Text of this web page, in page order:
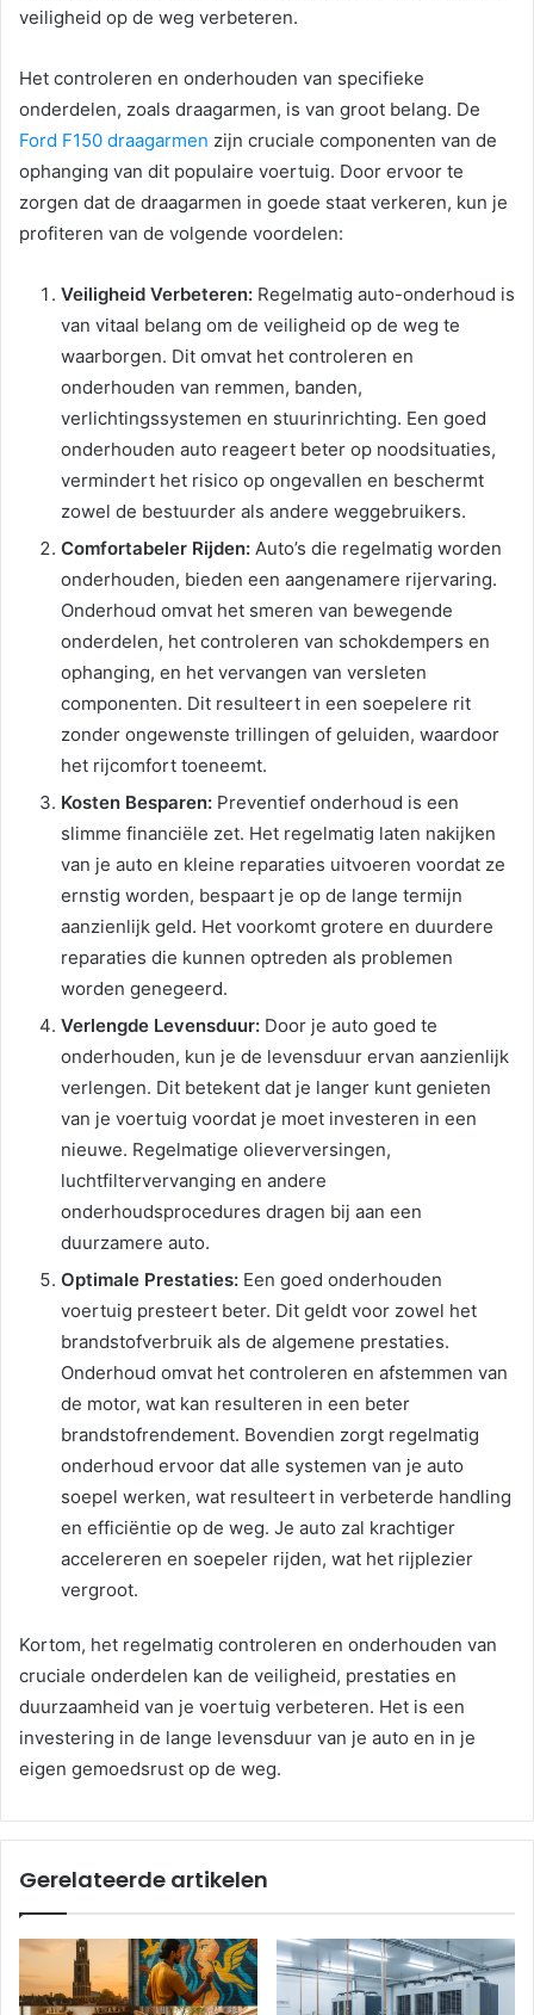
veiligheid op de weg verbeteren.
Het controleren en onderhouden van specifieke
onderdelen, zoals draagarmen, is van groot belang. De
Ford F150 draagarmen zijn cruciale componenten van de
ophanging van dit populaire voertuig. Door ervoor te
zorgen dat de draagarmen in goede staat verkeren, kun je
profiteren van de volgende voordelen:
Veiligheid Verbeteren: Regelmatig auto-onderhoud is
van vitaal belang om de veiligheid op de weg te
waarborgen. Dit omvat het controleren en
onderhouden van remmen, banden,
verlichtingssystemen en stuurinrichting. Een goed
onderhouden auto reageert beter op noodsituaties,
vermindert het risico op ongevallen en beschermt
zowel de bestuurder als andere weggebruikers.
Comfortabeler Rijden: Auto’s die regelmatig worden
onderhouden, bieden een aangenamere rijervaring.
Onderhoud omvat het smeren van bewegende
onderdelen, het controleren van schokdempers en
ophanging, en het vervangen van versleten
componenten. Dit resulteert in een soepelere rit
zonder ongewenste trillingen of geluiden, waardoor
het rijcomfort toeneemt.
Kosten Besparen: Preventief onderhoud is een
slimme financiële zet. Het regelmatig laten nakijken
van je auto en kleine reparaties uitvoeren voordat ze
ernstig worden, bespaart je op de lange termijn
aanzienlijk geld. Het voorkomt grotere en duurdere
reparaties die kunnen optreden als problemen
worden genegeerd.
Verlengde Levensduur: Door je auto goed te
onderhouden, kun je de levensduur ervan aanzienlijk
verlengen. Dit betekent dat je langer kunt genieten
van je voertuig voordat je moet investeren in een
nieuwe. Regelmatige olieverversingen,
luchtfiltervervanging en andere
onderhoudsprocedures dragen bij aan een
duurzamere auto.
Optimale Prestaties: Een goed onderhouden
voertuig presteert beter. Dit geldt voor zowel het
brandstofverbruik als de algemene prestaties.
Onderhoud omvat het controleren en afstemmen van
de motor, wat kan resulteren in een beter
brandstofrendement. Bovendien zorgt regelmatig
onderhoud ervoor dat alle systemen van je auto
soepel werken, wat resulteert in verbeterde handling
en efficiëntie op de weg. Je auto zal krachtiger
accelereren en soepeler rijden, wat het rijplezier
vergroot.
Kortom, het regelmatig controleren en onderhouden van
cruciale onderdelen kan de veiligheid, prestaties en
duurzaamheid van je voertuig verbeteren. Het is een
investering in de lange levensduur van je auto en in je
eigen gemoedsrust op de weg.
Gerelateerde artikelen